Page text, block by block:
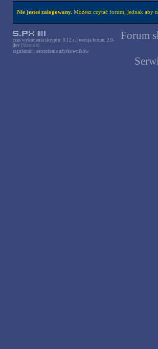
Nie jesteś zalogowany.Możesz czytać forum, jednak aby
czas wykonania skryptu: 0.12 s. | wersja forum: 2.0-
dev [historia]
regulamin
ostrzeżenia użytkowników
Forum